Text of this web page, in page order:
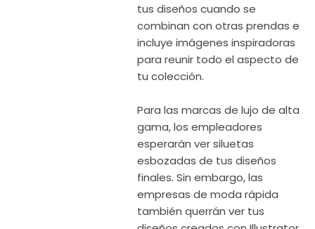
tus diseños cuando se
combinan con otras prendas e
incluye imágenes inspiradoras
para reunir todo el aspecto de
tu colección.
Para las marcas de lujo de alta
gama, los empleadores
esperarán ver siluetas
esbozadas de tus diseños
finales. Sin embargo, las
empresas de moda rápida
también querrán ver tus